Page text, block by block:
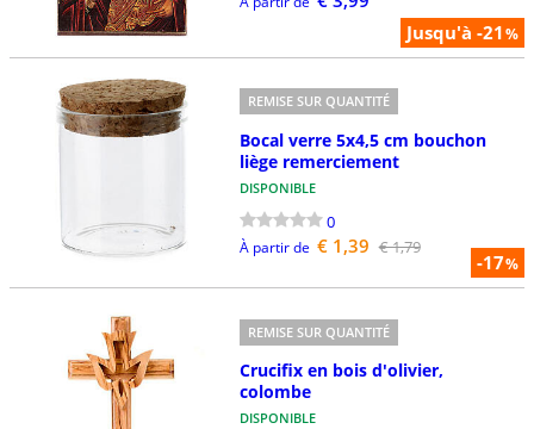
Jusqu'à -21%
-17%
REMISE SUR QUANTITÉ
Bocal verre 5x4,5 cm bouchon
liège remerciement
DISPONIBLE
0
À partir de € 1,39 € 1,79
REMISE SUR QUANTITÉ
Crucifix en bois d'olivier,
colombe
DISPONIBLE